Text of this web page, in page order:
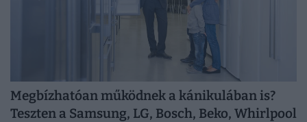
Megbízhatóan működnek a kánikulában is?
Teszten a Samsung, LG, Bosch, Beko, Whirlpool